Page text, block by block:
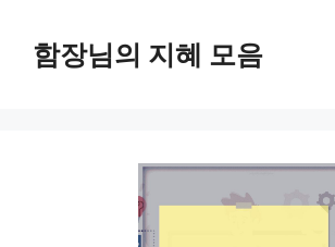
함장님의 지혜 모음